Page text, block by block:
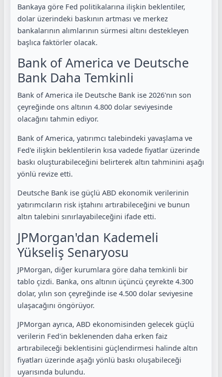
Bankaya göre Fed politikalarına ilişkin beklentiler,
dolar üzerindeki baskının artması ve merkez
bankalarının alımlarının sürmesi altını destekleyen
başlıca faktörler olacak.
Bank of America ve Deutsche
Bank Daha Temkinli
Bank of America ile Deutsche Bank ise 2026'nın son
çeyreğinde ons altının 4.800 dolar seviyesinde
olacağını tahmin ediyor.
Bank of America, yatırımcı talebindeki yavaşlama ve
Fed'e ilişkin beklentilerin kısa vadede fiyatlar üzerinde
baskı oluşturabileceğini belirterek altın tahminini aşağı
yönlü revize etti.
Deutsche Bank ise güçlü ABD ekonomik verilerinin
yatırımcıların risk iştahını artırabileceğini ve bunun
altın talebini sınırlayabileceğini ifade etti.
JPMorgan'dan Kademeli
Yükseliş Senaryosu
JPMorgan, diğer kurumlara göre daha temkinli bir
tablo çizdi. Banka, ons altının üçüncü çeyrekte 4.300
dolar, yılın son çeyreğinde ise 4.500 dolar seviyesine
ulaşacağını öngörüyor.
JPMorgan ayrıca, ABD ekonomisinden gelecek güçlü
verilerin Fed'in beklenenden daha erken faiz
artırabileceği beklentisini güçlendirmesi halinde altın
fiyatları üzerinde aşağı yönlü baskı oluşabileceği
uyarısında bulundu.